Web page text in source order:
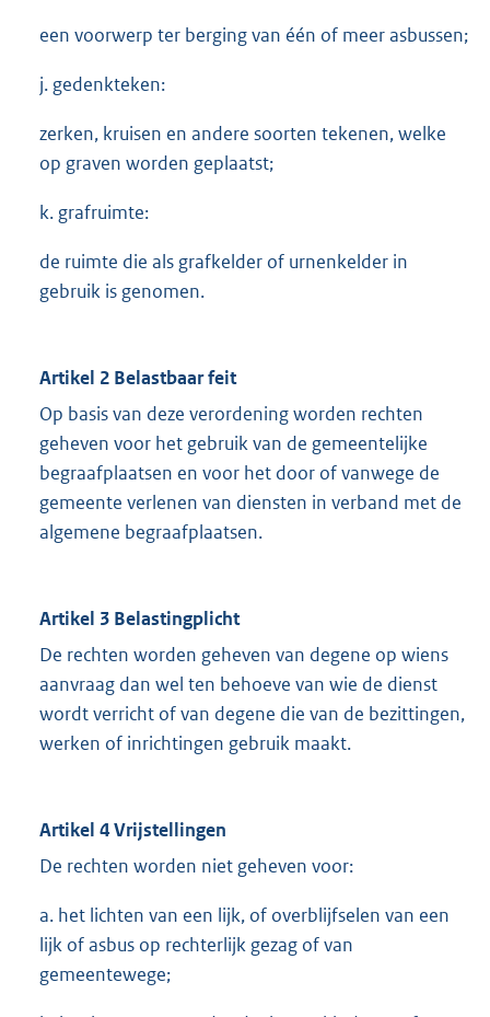
een voorwerp ter berging van één of meer asbussen;
j. gedenkteken:
zerken, kruisen en andere soorten tekenen, welke
op graven worden geplaatst;
k. grafruimte:
de ruimte die als grafkelder of urnenkelder in
gebruik is genomen.
Artikel 2 Belastbaar feit
Op basis van deze verordening worden rechten
geheven voor het gebruik van de gemeentelijke
begraafplaatsen en voor het door of vanwege de
gemeente verlenen van diensten in verband met de
algemene begraafplaatsen.
Artikel 3 Belastingplicht
De rechten worden geheven van degene op wiens
aanvraag dan wel ten behoeve van wie de dienst
wordt verricht of van degene die van de bezittingen,
werken of inrichtingen gebruik maakt.
Artikel 4 Vrijstellingen
De rechten worden niet geheven voor:
a. het lichten van een lijk, of overblijfselen van een
lijk of asbus op rechterlijk gezag of van
gemeentewege;